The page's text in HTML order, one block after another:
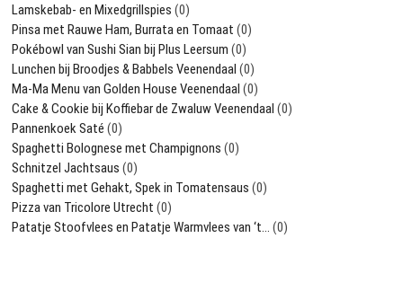
Lamskebab- en Mixedgrillspies (0)
Pinsa met Rauwe Ham, Burrata en Tomaat (0)
Pokébowl van Sushi Sian bij Plus Leersum (0)
Lunchen bij Broodjes & Babbels Veenendaal (0)
Ma-Ma Menu van Golden House Veenendaal (0)
Cake & Cookie bij Koffiebar de Zwaluw Veenendaal (0)
Pannenkoek Saté (0)
Spaghetti Bolognese met Champignons (0)
Schnitzel Jachtsaus (0)
Spaghetti met Gehakt, Spek in Tomatensaus (0)
Pizza van Tricolore Utrecht (0)
Patatje Stoofvlees en Patatje Warmvlees van ‘t… (0)